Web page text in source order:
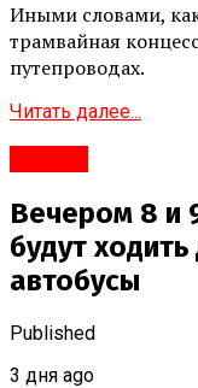
Иными словами,
трамвайная
путепроводах.
Читать далее...
Вечером 8 и
будут
автобусы
Published
3 дня ago